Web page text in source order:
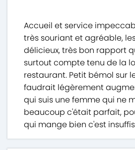
Accueil et service
très souriant et agréable,
délicieux, très bon rapport
surtout compte tenu de la
restaurant. Petit bémol sur
faudrait légèrement
qui suis une femme qui ne
beaucoup c'était parfait,
qui mange bien c'est